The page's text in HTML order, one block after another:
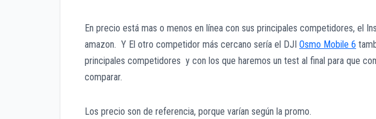
En precio está mas o menos en línea con sus principales competidores, el
amazon. Y El otro competidor más cercano sería el DJI Osmo Mobile 6
principales competidores y con los que haremos un test al final para que
comparar.
Los precio son de referencia, porque varían según la promo.